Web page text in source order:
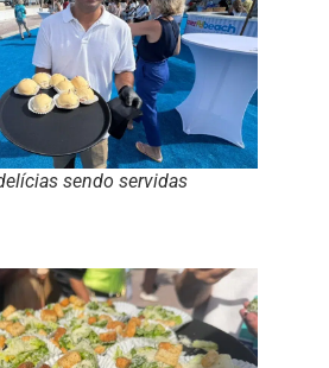
sendo servidas